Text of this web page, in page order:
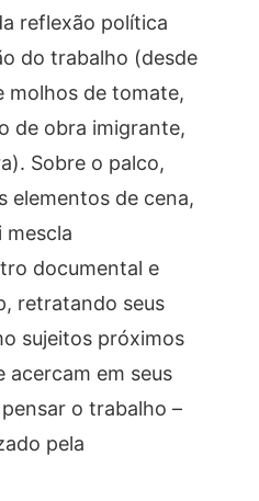
reflexão política
do trabalho (desde
molhos de tomate,
de obra imigrante,
Sobre o palco,
elementos de cena,
mescla
documental e
retratando seus
sujeitos próximos
acercam em seus
o trabalho –
pela